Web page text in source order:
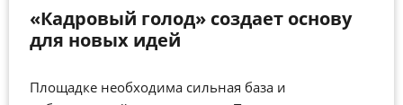
«Кадровый голод» создает основу
для новых идей
Площадке необходима сильная база и